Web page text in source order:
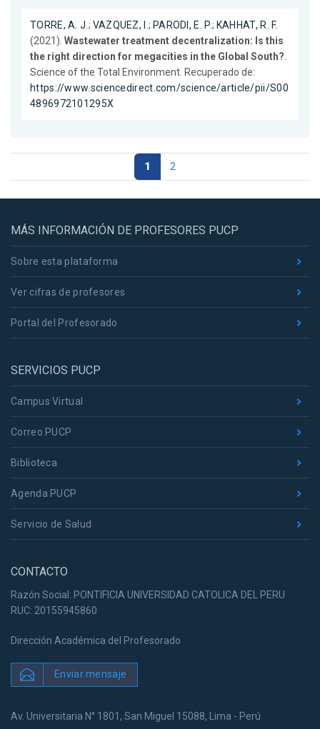
TORRE, A. J.; VAZQUEZ, I.; PARODI, E. P.; KAHHAT, R. F.
(2021). Wastewater treatment decentralization: Is this
the right direction for megacities in the Global South?.
Science of the Total Environment. Recuperado de:
https://www.sciencedirect.com/science/article/pii/S00
4896972101295X
1 2
MÁS INFORMACIÓN DE PROFESORES PUCP
Sobre esta plataforma
Ver cifras de profesores
Portal del Profesorado
SERVICIOS PUCP
Campus Virtual
Correo PUCP
Biblioteca
Agenda PUCP
Servicio de Salud
CONTACTO
Razón Social: PONTIFICIA UNIVERSIDAD CATOLICA DEL PERU
RUC: 20155945860
Dirección Académica del Profesorado
Enviar mensaje
Av. Universitaria N° 1801, San Miguel 15088, Lima - Perú